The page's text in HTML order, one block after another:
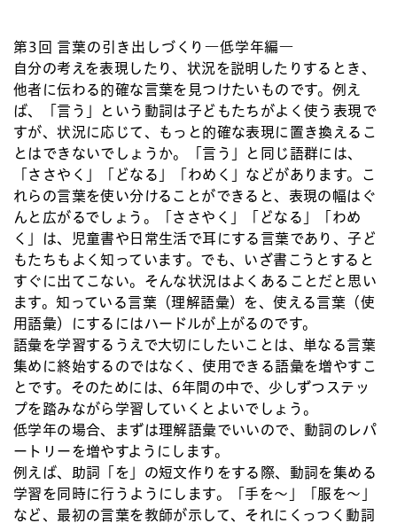
第3回
言葉の引き出しづくり―低学年編―
自分の考えを表現したり、状況を説明したりするとき、
他者に伝わる的確な言葉を見つけたいものです。例え
ば、「言う」という動詞は子どもたちがよく使う表現で
すが、状況に応じて、もっと的確な表現に置き換えるこ
とはできないでしょうか。「言う」と同じ語群には、
「ささやく」「どなる」「わめく」などがあります。こ
れらの言葉を使い分けることができると、表現の幅はぐ
んと広がるでしょう。「ささやく」「どなる」「わめ
く」は、児童書や日常生活で耳にする言葉であり、子ど
もたちもよく知っています。でも、いざ書こうとすると
すぐに出てこない。そんな状況はよくあることだと思い
ます。知っている言葉（理解語彙）を、使える言葉（使
用語彙）にするにはハードルが上がるのです。
語彙を学習するうえで大切にしたいことは、単なる言葉
集めに終始するのではなく、使用できる語彙を増やすこ
とです。そのためには、6年間の中で、少しずつステッ
プを踏みながら学習していくとよいでしょう。
低学年の場合、まずは理解語彙でいいので、動詞のレパ
ートリーを増やすようにします。
例えば、助詞「を」の短文作りをする際、動詞を集める
学習を同時に行うようにします。「手を～」「服を～」
など、最初の言葉を教師が示して、それにくっつく動詞